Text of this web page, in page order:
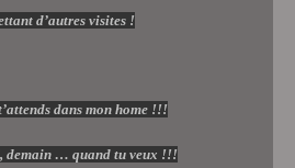
d’autres visites !
dans mon home !!!
demain … quand tu veux !!!